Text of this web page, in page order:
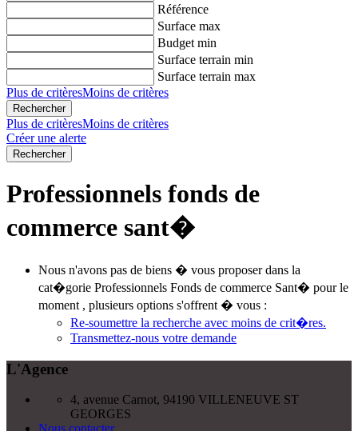
Référence
Surface max
Budget min
Surface terrain min
Surface terrain max
Plus de critèresMoins de critères
Plus de critèresMoins de critères
Créer une alerte
Professionnels fonds de
commerce sant�
Nous n'avons pas de biens � vous proposer dans la
cat�gorie Professionnels Fonds de commerce Sant� pour le
moment , plusieurs options s'offrent � vous :
Re-soumettre la recherche avec moins de crit�res.
Transmettez-nous votre demande
L'Agence
4, avenue Carnot, 94190 VILLENEUVE ST
GEORGES